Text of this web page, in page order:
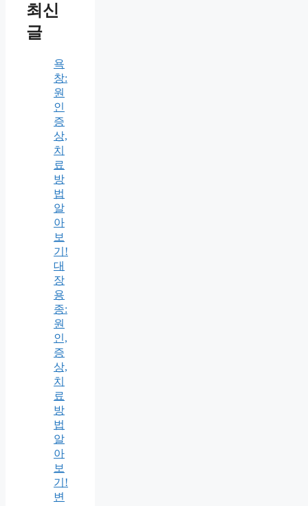
최신
글
욕
창:
원
인
증
상,
치
료
방
법
알
아
보
기!
대
장
용
종:
원
인,
증
상,
치
료
방
법
알
아
보
기!
변